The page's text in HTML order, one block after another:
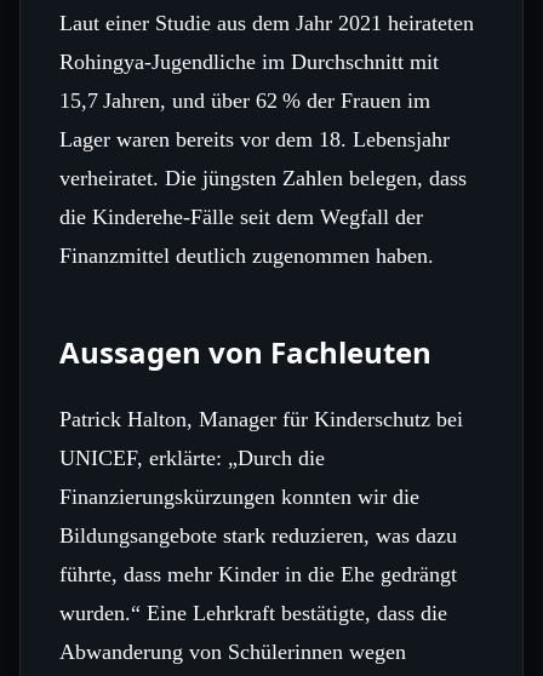
Laut einer Studie aus dem Jahr 2021 heirateten
Rohingya‑Jugendliche im Durchschnitt mit
15,7 Jahren, und über 62 % der Frauen im
Lager waren bereits vor dem 18. Lebensjahr
verheiratet. Die jüngsten Zahlen belegen, dass
die Kinderehe‑Fälle seit dem Wegfall der
Finanzmittel deutlich zugenommen haben.
Aussagen von Fachleuten
Patrick Halton, Manager für Kinderschutz bei
UNICEF, erklärte: „Durch die
Finanzierungskürzungen konnten wir die
Bildungsangebote stark reduzieren, was dazu
führte, dass mehr Kinder in die Ehe gedrängt
wurden.“ Eine Lehrkraft bestätigte, dass die
Abwanderung von Schülerinnen wegen